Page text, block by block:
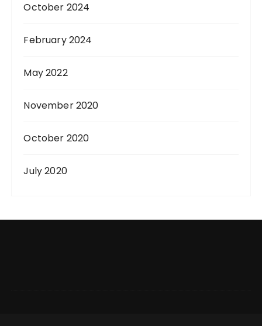
October 2024
February 2024
May 2022
November 2020
October 2020
July 2020